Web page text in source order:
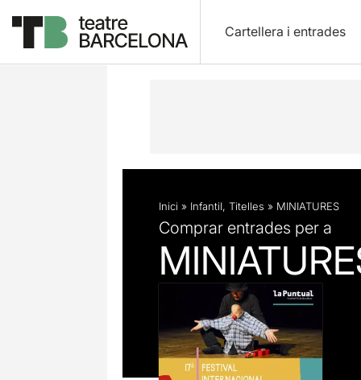
Cartellera i entrades
Descripció Fitxa artística
Inici » Infantil, Titelles » MINIATURES
Comprar entrades per a